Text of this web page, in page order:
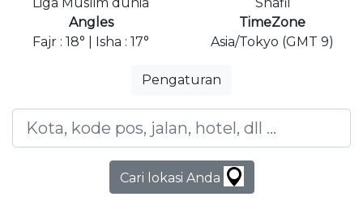
Angles
Fajr : 18° | Isha : 17°
TimeZone
Asia/Tokyo (GMT 9)
Pengaturan
Cari lokasi Anda